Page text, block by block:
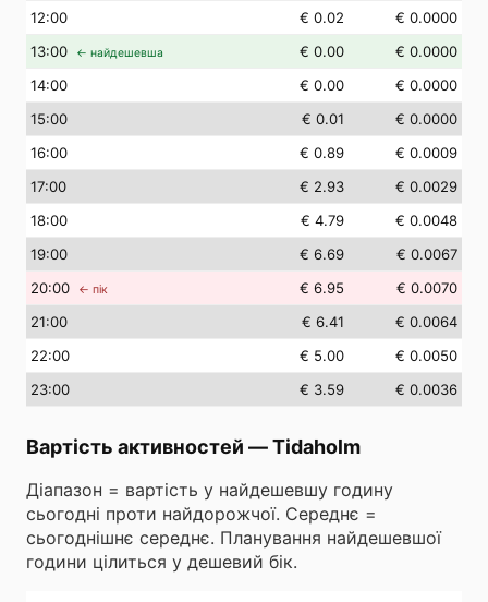
12:00 € 0.02
€ 0.0000
13:00 ← найдешевша € 0.00
€ 0.0000
14:00 € 0.00
€ 0.0000
15:00 € 0.01
€ 0.0000
16:00 € 0.89
€ 0.0009
17:00 € 2.93
€ 0.0029
18:00 € 4.79
€ 0.0048
19:00 € 6.69
€ 0.0067
20:00 ← пік € 6.95
€ 0.0070
21:00 € 6.41
€ 0.0064
22:00 € 5.00
€ 0.0050
23:00 € 3.59 € 0.0036
Вартість активностей —Tidaholm
Діапазон = вартість у найдешевшу годину
сьогодні проти найдорожчої. Середнє =
сьогоднішнє середнє. Планування найдешевшої
години цілиться у дешевий бік.